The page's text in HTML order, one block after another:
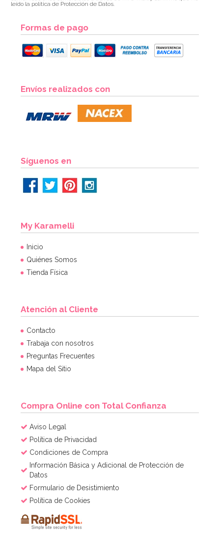
7,20€
Molde Redondo de Aluminio Anodizado 20 cm x 10 cm
de alto
AÑADIR
leído la política de Protección de Datos.
Formas de pago
Envíos realizados con
Síguenos en
My Karamelli
Inicio
Quiénes Somos
Tienda Física
Atención al Cliente
Contacto
Trabaja con nosotros
Preguntas Frecuentes
Mapa del Sitio
Compra Online con Total Confianza
Aviso Legal
Política de Privacidad
Condiciones de Compra
Información Básica y Adicional de Protección de
Datos
Formulario de Desistimiento
Política de Cookies